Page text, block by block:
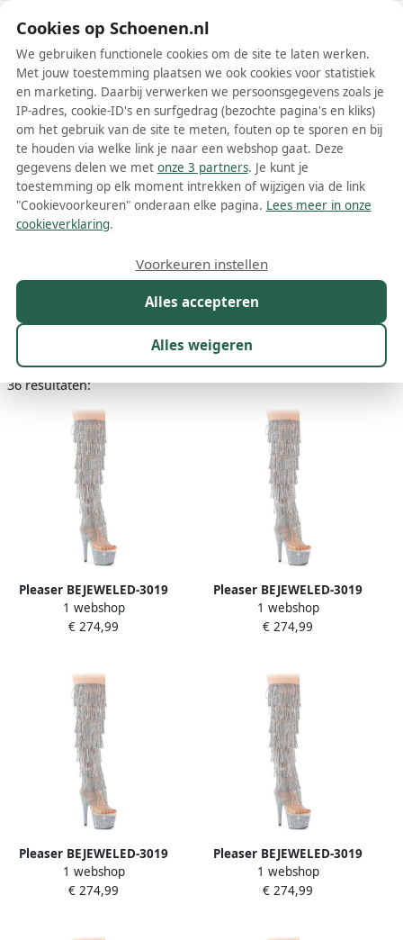
Schoenen.nl
Wis filters Alle filters
Zilveren pleaser dames overknee
laarzen
Meer lezen
Overknee laarzen
36 resultaten:
Pleaser BEJEWELED-3019
RSF- Plateau overknee
Laarzen 35 Shoes
1 webshop
€ 274,99
Pleaser BEJEWELED-3019
RSF- Plateau overknee
Laarzen 36 Shoes
1 webshop
€ 274,99
Pleaser BEJEWELED-3019
RSF- Plateau overknee
Laarzen 39 Shoes
1 webshop
€ 274,99
Pleaser BEJEWELED-3019
RSF- Plateau overknee
Laarzen 42 Shoes
1 webshop
€ 274,99
Cookies op Schoenen.nl
We gebruiken functionele cookies om de site te laten werken.
Met jouw toestemming plaatsen we ook cookies voor statistiek
en marketing. Daarbij verwerken we persoonsgegevens zoals je
IP-adres, cookie-ID's en surfgedrag (bezochte pagina's en kliks)
om het gebruik van de site te meten, fouten op te sporen en bij
te houden via welke link je naar een webshop gaat. Deze
gegevens delen we met onze 3 partners. Je kunt je
toestemming op elk moment intrekken of wijzigen via de link
"Cookievoorkeuren" onderaan elke pagina. Lees meer in onze
cookieverklaring.
Alles accepteren
Alles weigeren
Voorkeuren instellen